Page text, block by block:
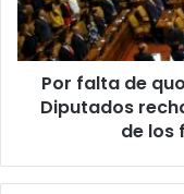
Diputadas
y
Diputados
rechazó
proyecto
retiro
Por falta de
Diputados
de los